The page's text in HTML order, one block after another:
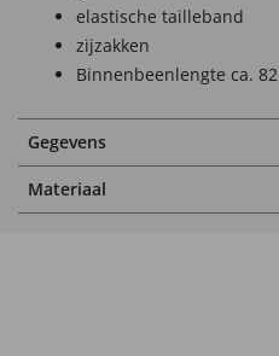
elastische tailleband
zijzakken
Binnenbeenlengte ca. 82
Gegevens
Materiaal